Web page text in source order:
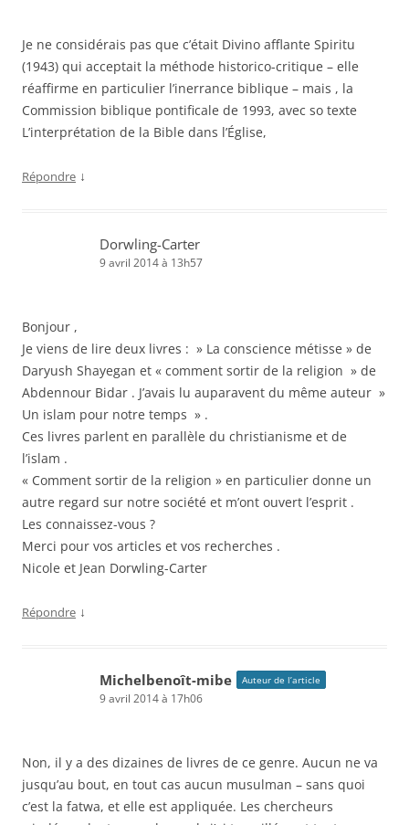
Je ne considérais pas que c’était Divino afflante Spiritu
(1943) qui acceptait la méthode historico-critique – elle
réaffirme en particulier l’inerrance biblique – mais , la
Commission biblique pontificale de 1993, avec so texte
L’interprétation de la Bible dans l’Église,
Répondre ↓
Dorwling-Carter
9 avril 2014 à 13h57
Bonjour ,
Je viens de lire deux livres : » La conscience métisse » de
Daryush Shayegan et « comment sortir de la religion » de
Abdennour Bidar . J’avais lu auparavent du même auteur »
Un islam pour notre temps » .
Ces livres parlent en parallèle du christianisme et de
l’islam .
« Comment sortir de la religion » en particulier donne un
autre regard sur notre société et m’ont ouvert l’esprit .
Les connaissez-vous ?
Merci pour vos articles et vos recherches .
Nicole et Jean Dorwling-Carter
Répondre ↓
Michelbenoît-mibe Auteur de l’article
9 avril 2014 à 17h06
Non, il y a des dizaines de livres de ce genre. Aucun ne va
jusqu’au bout, en tout cas aucun musulman – sans quoi
c’est la fatwa, et elle est appliquée. Les chercheurs